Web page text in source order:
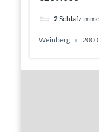
2
Weinberg